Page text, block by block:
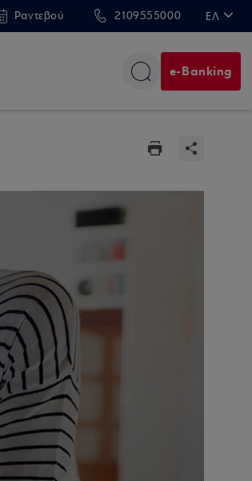
Ραντεβού 2109555000 ΕΛ
e-Banking